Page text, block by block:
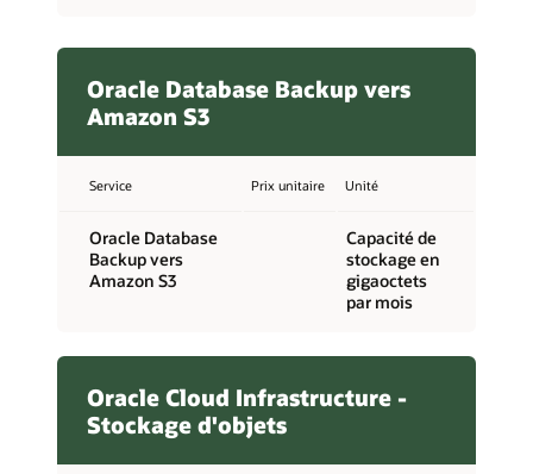
Oracle Database Backup vers
Amazon S3
Service Prix unitaire Unité
Oracle Database
Backup vers
Amazon S3
Capacité de
stockage en
gigaoctets
par mois
Oracle Cloud Infrastructure -
Stockage d'objets